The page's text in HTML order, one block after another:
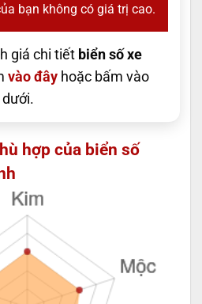
bạn không có giá trị cao.
giá chi tiết biển số xe
vào đây hoặc bấm vào
hợp của biển số